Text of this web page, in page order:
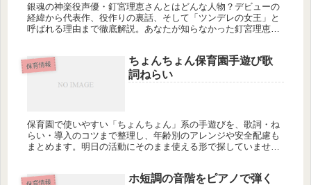
銀魂の神楽役声優・釘宮理恵さんとはどんな人物？デビューの
経緯から代表作、役作りの裏話、そして「ツンデレの女王」と
呼ばれる理由まで徹底解説。あなたが知らなかった釘宮理恵さ
保育情報
ちょんちょん保育園手遊び歌
詞ねらい
保育園で使いやすい「ちょんちょん」系の手遊びを、歌詞・ね
らい・導入のコツまで整理し、年齢別のアレンジや安全配慮も
まとめます。明日の活動にそのまま使える形で探していません
保育情報
ホ短調の音階をピアノで弾く